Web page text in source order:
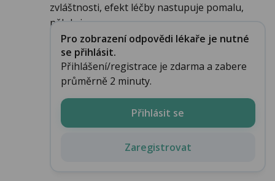
zvláštnosti, efekt léčby nastupuje pomalu,
někdy je ...
Pro zobrazení odpovědi lékaře je nutné
se přihlásit.
Přihlášení/registrace je zdarma a zabere
průměrně 2 minuty.
Přihlásit se
Zaregistrovat